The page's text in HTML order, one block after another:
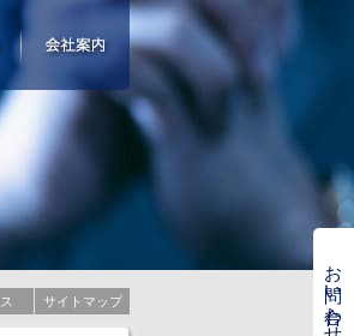
お問い合わせ
サイトマップ